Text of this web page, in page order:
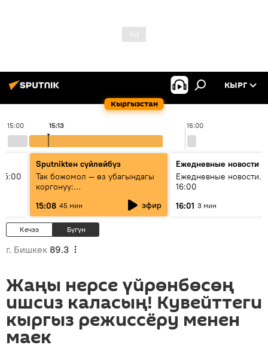
Кыргызстан
КЫРГ
15:00 16:00
15:13
Sputnikteн сүйлөйбүз
Так божомол — өз убагындагы
коргонуу:
гидрометеорологиялык кызмат
кантип өркүндөтүлүүдө
15:08 45 мин эфир
Ежедневные новости
Ежедневные новости.
16:00
16:01 3 мин
Кечээ Бүгүн
г. Бишкек 89.3
Жаңы нерсе үйрөнбөсөң
ишсиз каласың! Кувейттеги
кыргыз режиссёру менен
маек